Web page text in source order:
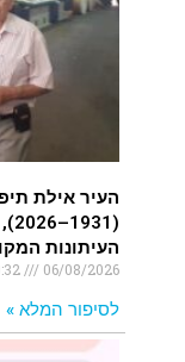
העיר אילת
העיתונות
06/08/2026
לסיפור המלא »